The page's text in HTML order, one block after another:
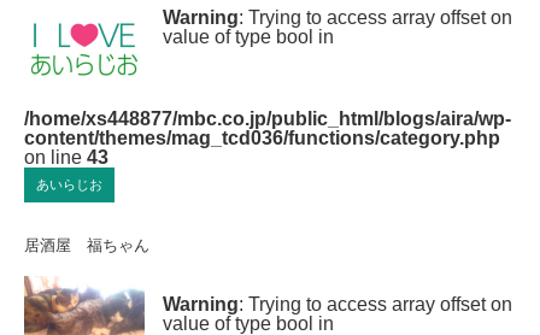
Warning: Trying to access array offset on
value of type bool in
/home/xs448877/mbc.co.jp/public_html/blogs/aira/wp-
content/themes/mag_tcd036/functions/category.php
on line 43
あいらじお
居酒屋 福ちゃん
Warning: Trying to access array offset on
value of type bool in